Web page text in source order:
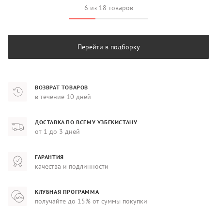
6 из 18 товаров
Перейти в подборку
ВОЗВРАТ ТОВАРОВ
в течение 10 дней
ДОСТАВКА ПО ВСЕМУ УЗБЕКИСТАНУ
от 1 до 3 дней
ГАРАНТИЯ
качества и подлинности
КЛУБНАЯ ПРОГРАММА
получайте до 15% от суммы покупки